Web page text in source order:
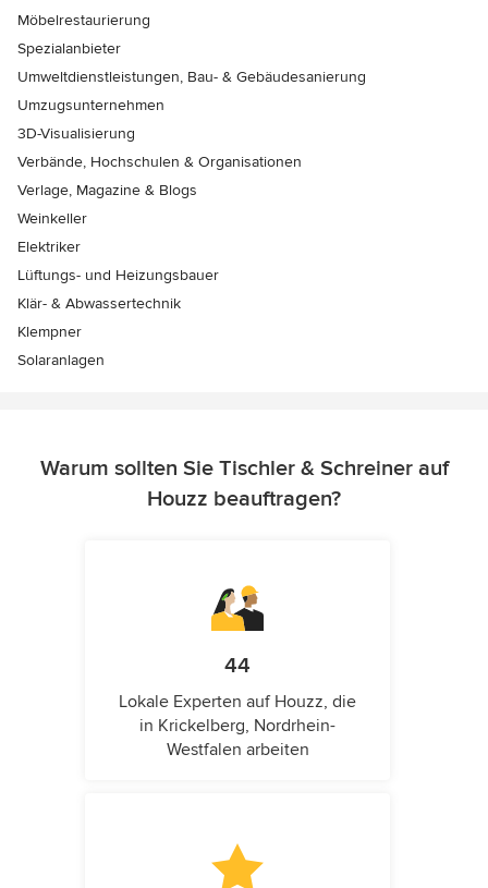
Möbelrestaurierung
Spezialanbieter
Umweltdienstleistungen, Bau- & Gebäudesanierung
Umzugsunternehmen
3D-Visualisierung
Verbände, Hochschulen & Organisationen
Verlage, Magazine & Blogs
Weinkeller
Elektriker
Lüftungs- und Heizungsbauer
Klär- & Abwassertechnik
Klempner
Solaranlagen
Warum sollten Sie Tischler & Schreiner auf
Houzz beauftragen?
44
Lokale Experten auf Houzz, die
in Krickelberg, Nordrhein-
Westfalen arbeiten